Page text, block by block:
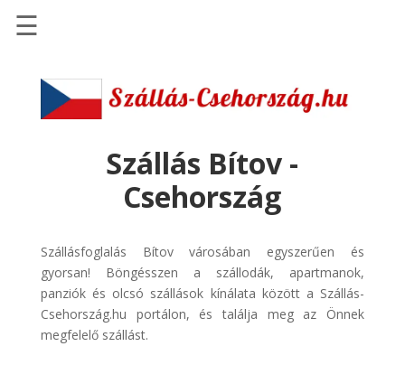
Szállások
Szállásinfo.eu
pénzvisszatérítéssel
Discover
Cars
Transzfer
☰
Szállás Bítov -
Csehország
Szállásfoglalás Bítov városában egyszerűen és
gyorsan! Böngésszen a szállodák, apartmanok,
panziók és olcsó szállások kínálata között a Szállás-
Csehország.hu portálon, és találja meg az Önnek
megfelelő szállást.